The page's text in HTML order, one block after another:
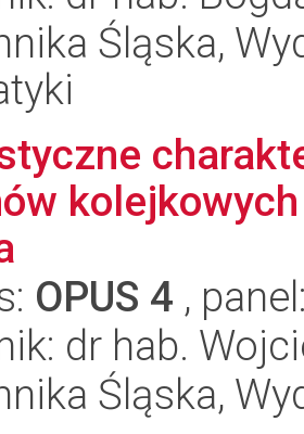
Śląska,
OPUS 4 ,
dr hab.
Śląska,